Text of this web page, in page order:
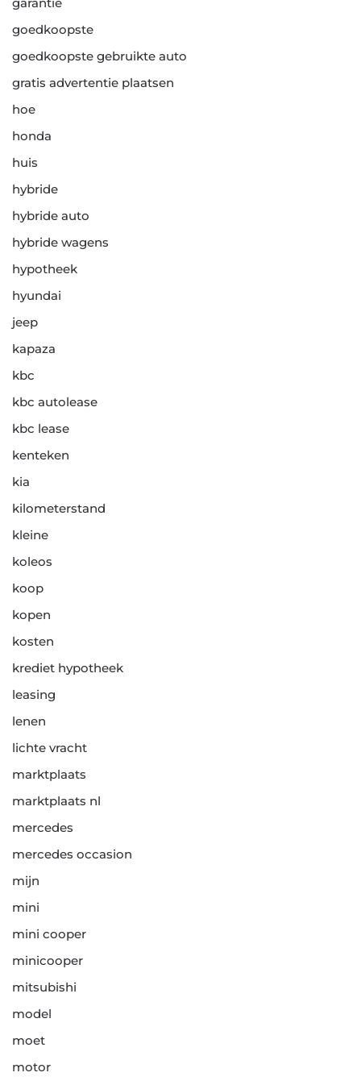
goedkoopste
goedkoopste gebruikte auto
gratis advertentie plaatsen
hoe
honda
huis
hybride
hybride auto
hybride wagens
hypotheek
hyundai
jeep
kapaza
kbc
kbc autolease
kbc lease
kenteken
kia
kilometerstand
kleine
koleos
koop
kopen
kosten
krediet hypotheek
leasing
lenen
lichte vracht
marktplaats
marktplaats nl
mercedes
mercedes occasion
mijn
mini
mini cooper
minicooper
mitsubishi
model
moet
motor